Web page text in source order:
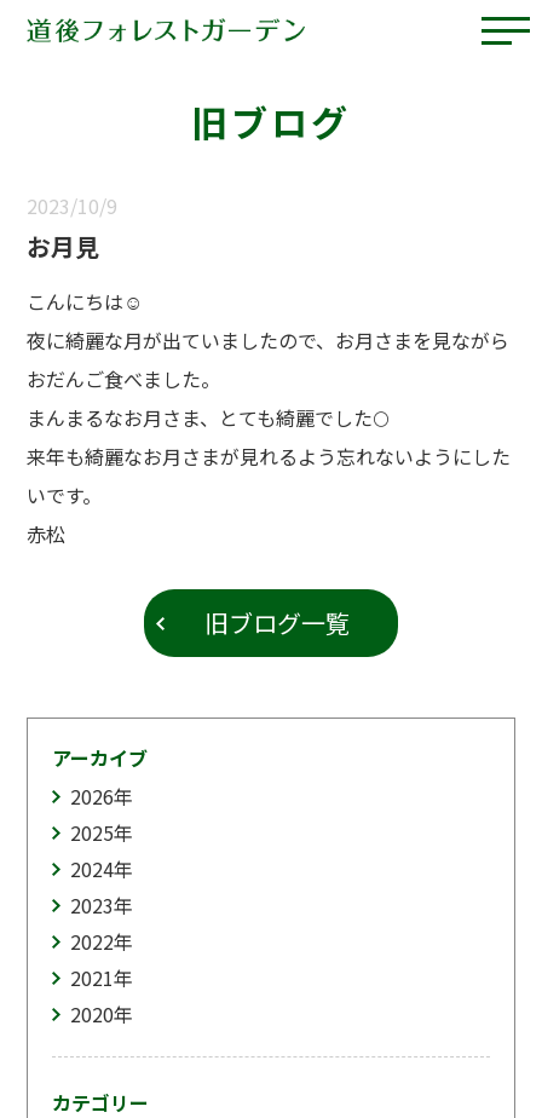
旧ブログ
2023/10/9
お月見
こんにちは☺
夜に綺麗な月が出ていましたので、お月さまを見ながら
おだんご食べました。
まんまるなお月さま、とても綺麗でした🌕
来年も綺麗なお月さまが見れるよう忘れないようにした
いです。
赤松
旧ブログ一覧
アーカイブ
2026年
2025年
2024年
2023年
2022年
2021年
2020年
カテゴリー